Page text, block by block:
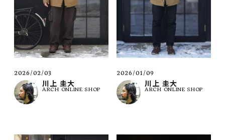
2026/02/03
川上 圭大
ARCH ONLINE SHOP
2026/01/09
川上 圭大
ARCH ONLINE SHOP